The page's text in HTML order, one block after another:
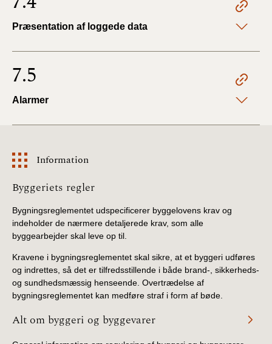
Præsentation af loggede data
7.5
Alarmer
Information
Information
Byggeriets regler
Bygningsreglementet udspecificerer byggelovens krav og
indeholder de nærmere detaljerede krav, som alle
byggearbejder skal leve op til.
Kravene i bygningsreglementet skal sikre, at et byggeri udføres
og indrettes, så det er tilfredsstillende i både brand-, sikkerheds-
og sundhedsmæssig henseende. Overtrædelse af
bygningsreglementet kan medføre straf i form af bøde.
Alt om byggeri og byggevarer